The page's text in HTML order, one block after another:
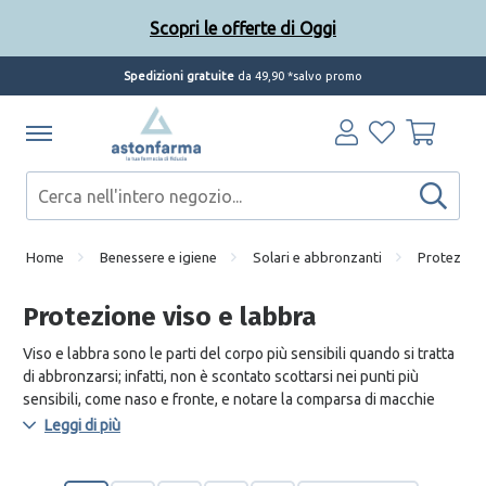
Spedizioni gratuite da 49,90 *salvo promo
Home Benessere e igiene Solari e abbronzanti
Protezione viso e labbra
Viso e labbra sono le parti del corpo più sensibili quando si tratta
di abbronzarsi; infatti, non è scontato scottarsi nei punti più
sensibili, come naso e fronte, e notare la comparsa di macchie
brune.Leggi di più
Scopri le offerte di Oggi